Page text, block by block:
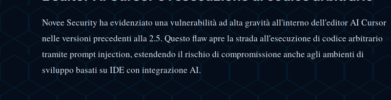
Novee Security ha evidenziato una vulnerabilità ad alta gravità all'interno dell'editor AI Cursor
nelle versioni precedenti alla 2.5. Questo flaw apre la strada all'esecuzione di codice arbitrario
tramite prompt injection, estendendo il rischio di compromissione anche agli ambienti di
sviluppo basati su IDE con integrazione AI.